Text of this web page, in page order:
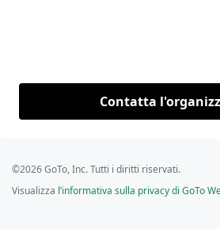
Contatta
©2026 GoTo, Inc. Tutti i diritti riservati.
Visualizza l’informativa sulla privacy di GoTo